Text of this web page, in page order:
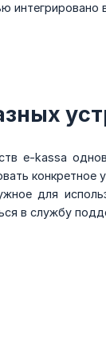
интегрировано
e-kassa
для
в службу